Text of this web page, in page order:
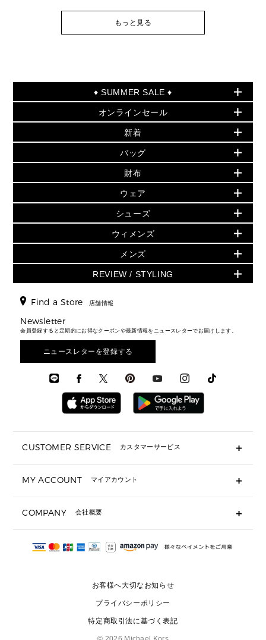
もっと見る
♦ SUMMER SALE ♦
セールおすすめアイテム
▶ ウィメンズ
バッグ
小物
シューズ・靴
ウェア
アクセサリー
時計
▶ メンズ
バッグ
ウェア
アクセサリー
オンラインセール
PRODUCT OF THE MONTH - 今月の特別価格
再値下げアイテム
追加アイテム
▶ ウィメンズすべて(ウェア・シューズ除く)
バッグ
財布・小物
ウェア
シューズ
時計・ジュエリー
アクセサリー
メンズ バッグ
メンズ 財布・小物
メンズ シューズ
メンズ ウェア
メンズ 時計・その他
新着
初夏のスタイル
▶ すべて
▶ ウィメンズすべて
財布・小物
アクセサリー
フレグランス
シューズ
▶ メンズすべて
メンズ財布・小物
メンズアクセサリー
メンズウェア
バッグ
人気の定番アイテム
日本限定 - バッグ
▶ ウィメンズすべて
トートバッグ
ショルダーバッグ
クロスボディ・斜め掛け
トラベル
3 IN 1 / 2 IN 1 バッグ
▶ メンズすべて
財布
日本限定 - 財布・小物
▶ ウィメンズすべて
GREENWICH
折り財布(二つ折り・三つ折り)
長財布
▶ メンズすべて
ウェア
▶ ウィメンズすべて
トップス
スカート・パンツ
ジャケット・アウター
▶ メンズすべて
シューズ
▶ ウィメンズすべて
サンダル
スニーカー
▶ メンズすべて
ウィメンズ
人気の定番アイテム
▶ ウィメンズすべて
▶ バッグすべて
通勤・通学アイテム
3 IN 1 バッグ
ミニ財布・フラグメントケース
▶ 小物すべて
定期ケース・カードケース・名刺入れ
サンダル
スニーカー
▶ ウェア
メンズ
▶ メンズすべて
財布・小物
時計・ジュエリー
アクセサリー
REVIEW / STYLING
エディターレビュー
Find a Store 店舗情報
Newsletter
会員登録すると定期的にお得なクーポンや最新情報をニュースレターでお届けします。
ニュースレターを登録する
CUSTOMER SERVICE カスタマーサービス
ギフト用にラッピングができますか？
ショッピングバッグを購入商品分送ってもらえますか？
注文後に完了メールが受信できないのですが？
サイズ交換はできますか？
MY ACCOUNT マイアカウント
COMPANY 会社概要
会社概要
お客様へ大切なお知らせ
プライバシーポリシー
特定商取引法に基づく表記